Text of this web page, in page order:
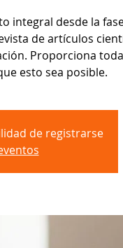
integral desde la
de artículos
Proporciona
esto sea posible.
de registrarse